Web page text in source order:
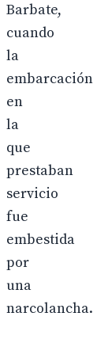
Barbate,
cuando
la
embarcación
en
la
que
prestaban
servicio
fue
embestida
por
una
narcolancha.